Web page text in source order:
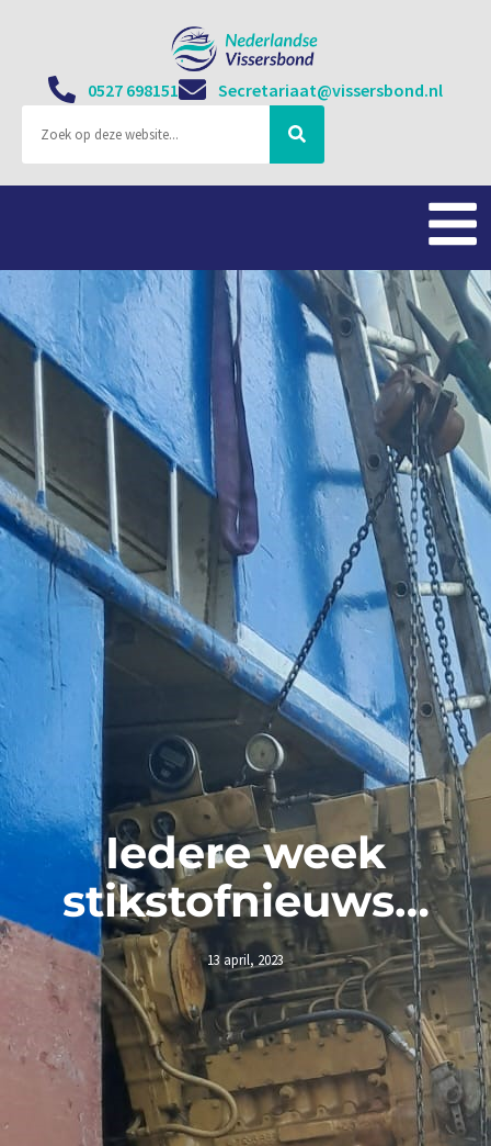
0527 698151 Secretariaat@vissersbond.nl
Iedere week
stikstofnieuws…
13 april, 2023